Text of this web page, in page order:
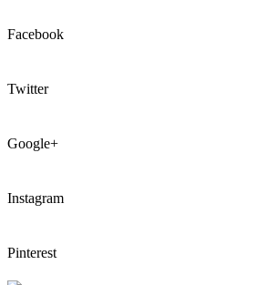
Facebook
Twitter
Google+
Instagram
Pinterest